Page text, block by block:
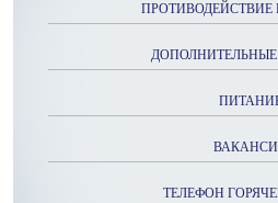
ТЕЛЕФОН